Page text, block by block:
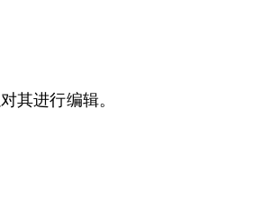
其进行编辑。